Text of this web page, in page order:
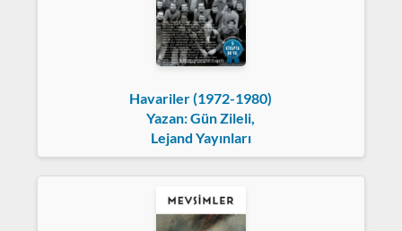
Havariler (1972-1980)
Yazan: Gün Zileli,
Lejand Yayınları